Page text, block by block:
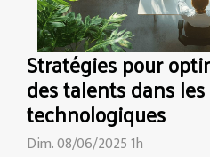
Stratégies pour
des talents dans
technologiques
Dim. 08/06/2025 1h